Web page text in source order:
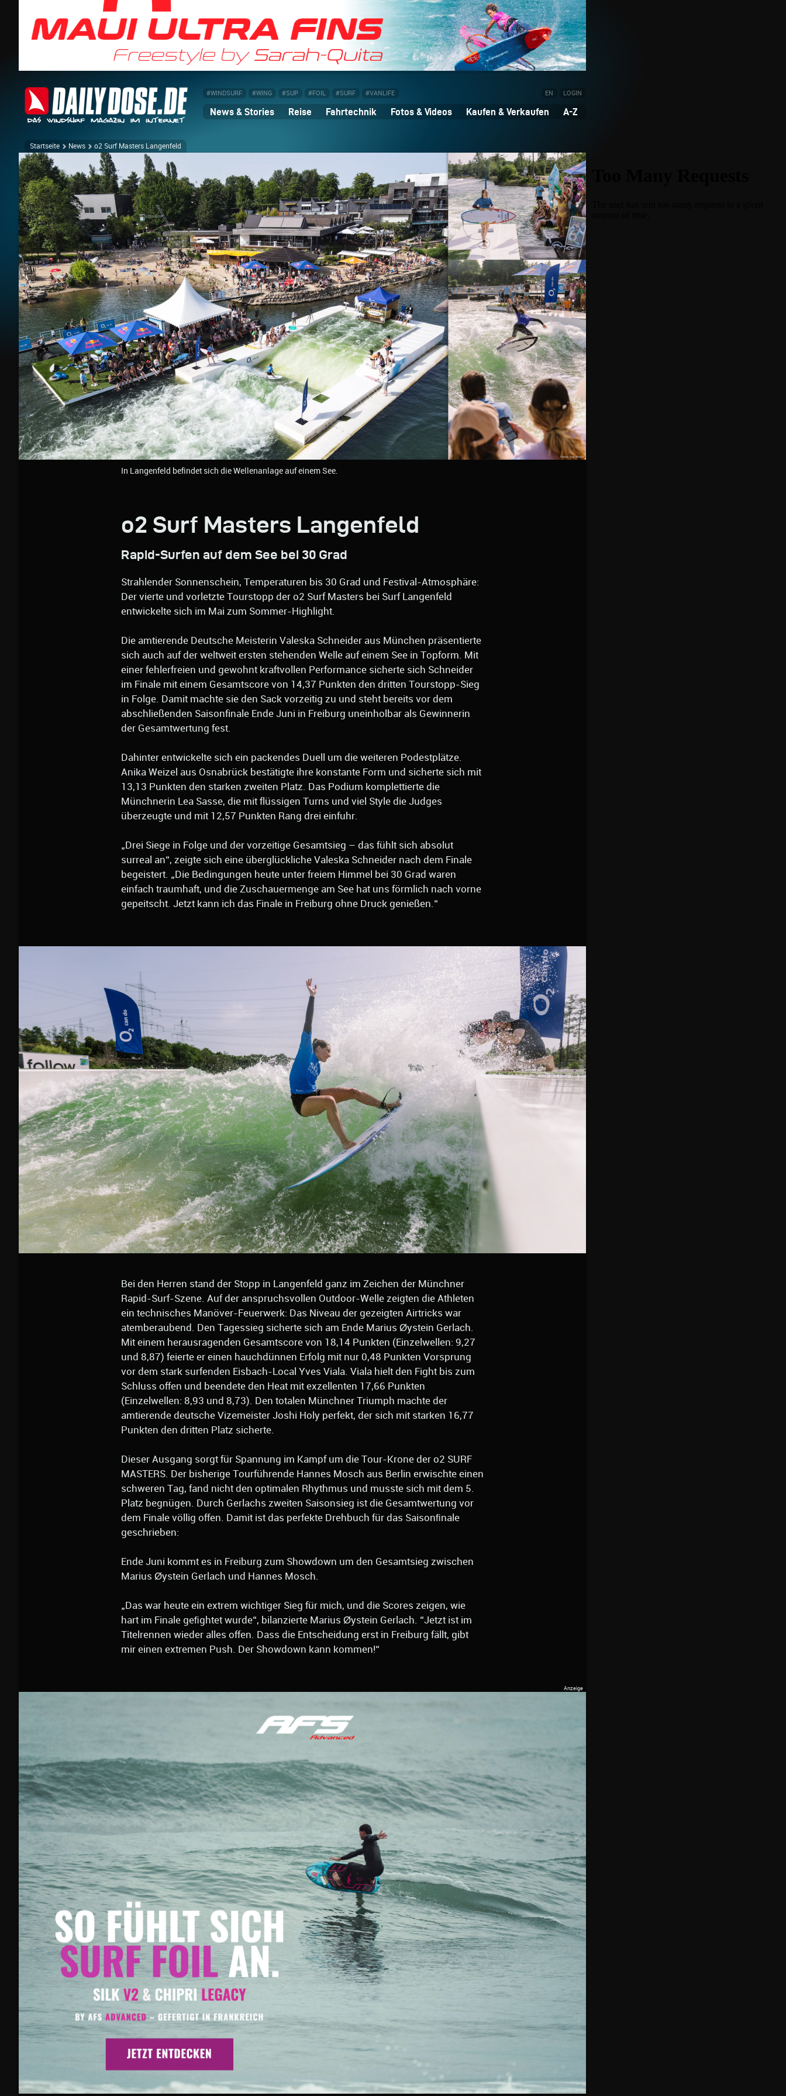
#WINDSURF #WING #SUP #FOIL #SURF #VANLIFE EN LOGIN
News & Stories Reise Fahrtechnik Fotos & Videos Kaufen & Verkaufen A-Z
Startseite News o2 Surf Masters Langenfeld
In Langenfeld befindet sich die Wellenanlage auf einem See.
o2 Surf Masters Langenfeld
Rapid-Surfen auf dem See bei 30 Grad
Strahlender Sonnenschein, Temperaturen bis 30 Grad und Festival-Atmosphäre:
Der vierte und vorletzte Tourstopp der o2 Surf Masters bei Surf Langenfeld
entwickelte sich im Mai zum Sommer-Highlight.
Die amtierende Deutsche Meisterin Valeska Schneider aus München präsentierte
sich auch auf der weltweit ersten stehenden Welle auf einem See in Topform. Mit
einer fehlerfreien und gewohnt kraftvollen Performance sicherte sich Schneider
im Finale mit einem Gesamtscore von 14,37 Punkten den dritten Tourstopp-Sieg
in Folge. Damit machte sie den Sack vorzeitig zu und steht bereits vor dem
abschließenden Saisonfinale Ende Juni in Freiburg uneinholbar als Gewinnerin
der Gesamtwertung fest.
Dahinter entwickelte sich ein packendes Duell um die weiteren Podestplätze.
Anika Weizel aus Osnabrück bestätigte ihre konstante Form und sicherte sich mit
13,13 Punkten den starken zweiten Platz. Das Podium komplettierte die
Münchnerin Lea Sasse, die mit flüssigen Turns und viel Style die Judges
überzeugte und mit 12,57 Punkten Rang drei einfuhr.
„Drei Siege in Folge und der vorzeitige Gesamtsieg – das fühlt sich absolut
surreal an“, zeigte sich eine überglückliche Valeska Schneider nach dem Finale
begeistert. „Die Bedingungen heute unter freiem Himmel bei 30 Grad waren
einfach traumhaft, und die Zuschauermenge am See hat uns förmlich nach vorne
gepeitscht. Jetzt kann ich das Finale in Freiburg ohne Druck genießen.“
Bei den Herren stand der Stopp in Langenfeld ganz im Zeichen der Münchner
Rapid-Surf-Szene. Auf der anspruchsvollen Outdoor-Welle zeigten die Athleten
ein technisches Manöver-Feuerwerk: Das Niveau der gezeigten Airtricks war
atemberaubend. Den Tagessieg sicherte sich am Ende Marius Øystein Gerlach.
Mit einem herausragenden Gesamtscore von 18,14 Punkten (Einzelwellen: 9,27
und 8,87) feierte er einen hauchdünnen Erfolg mit nur 0,48 Punkten Vorsprung
vor dem stark surfenden Eisbach-Local Yves Viala. Viala hielt den Fight bis zum
Schluss offen und beendete den Heat mit exzellenten 17,66 Punkten
(Einzelwellen: 8,93 und 8,73). Den totalen Münchner Triumph machte der
amtierende deutsche Vizemeister Joshi Holy perfekt, der sich mit starken 16,77
Punkten den dritten Platz sicherte.
Dieser Ausgang sorgt für Spannung im Kampf um die Tour-Krone der o2 SURF
MASTERS. Der bisherige Tourführende Hannes Mosch aus Berlin erwischte einen
schweren Tag, fand nicht den optimalen Rhythmus und musste sich mit dem 5.
Platz begnügen. Durch Gerlachs zweiten Saisonsieg ist die Gesamtwertung vor
dem Finale völlig offen. Damit ist das perfekte Drehbuch für das Saisonﬁnale
geschrieben:
Ende Juni kommt es in Freiburg zum Showdown um den Gesamtsieg zwischen
Marius Øystein Gerlach und Hannes Mosch.
„Das war heute ein extrem wichtiger Sieg für mich, und die Scores zeigen, wie
hart im Finale geﬁghtet wurde“, bilanzierte Marius Øystein Gerlach. “Jetzt ist im
Titelrennen wieder alles offen. Dass die Entscheidung erst in Freiburg fällt, gibt
mir einen extremen Push. Der Showdown kann kommen!“